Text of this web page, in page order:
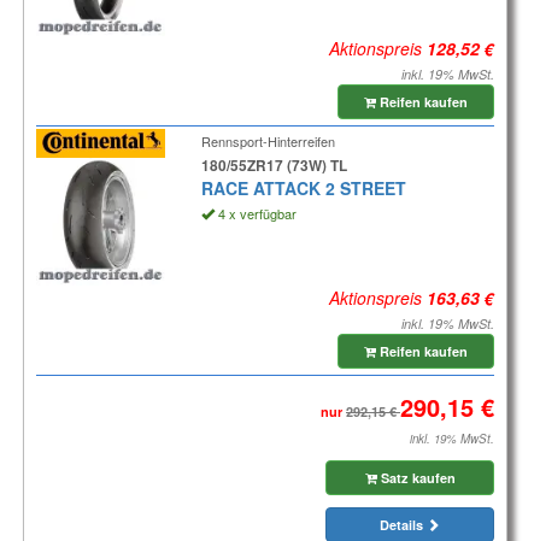
Aktionspreis
inkl. 19% MwSt.
Reifen kaufen
Rennsport-Hinterreifen
180/55ZR17 (73W) TL
RACE ATTACK 2 STREET
4 x verfügbar
Aktionspreis
inkl. 19% MwSt.
Reifen kaufen
nur
inkl. 19% MwSt.
Satz kaufen
Details